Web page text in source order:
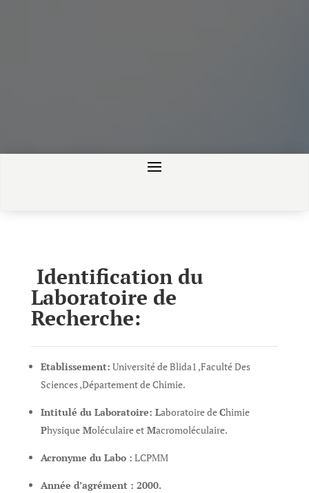
Identification du
Laboratoire de
Recherche:
Etablissement: Université de Blida1 ,Faculté Des
Sciences ,Département de Chimie.
Intitulé du Laboratoire: Laboratoire deChimie
PhysiqueMoléculaire etMacromoléculaire.
Acronyme du Labo : LCPMM
Année d’agrément : 2000.